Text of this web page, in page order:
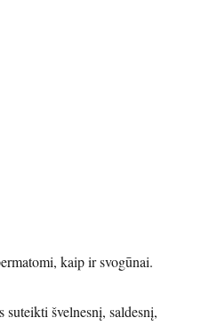
kaip ir svogūnai.
švelnesnį, saldesnį,